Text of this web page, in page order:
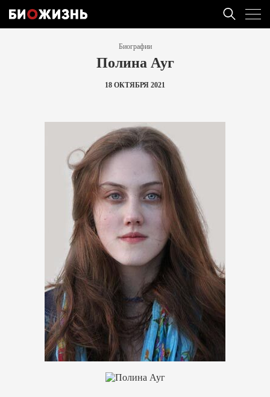
Биографии
Полина Ауг
18 ОКТЯБРЯ 2021